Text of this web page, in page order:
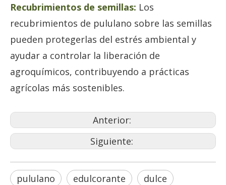
Recubrimientos de semillas: Los
recubrimientos de pululano sobre las semillas
pueden protegerlas del estrés ambiental y
ayudar a controlar la liberación de
agroquímicos, contribuyendo a prácticas
agrícolas más sostenibles.
Anterior:
Siguiente:
pululano edulcorante dulce